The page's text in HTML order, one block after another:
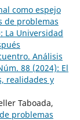
como espejo
de problemas
La Universidad
Análisis
88 (2024): El
realidades y
Taboada,
problemas